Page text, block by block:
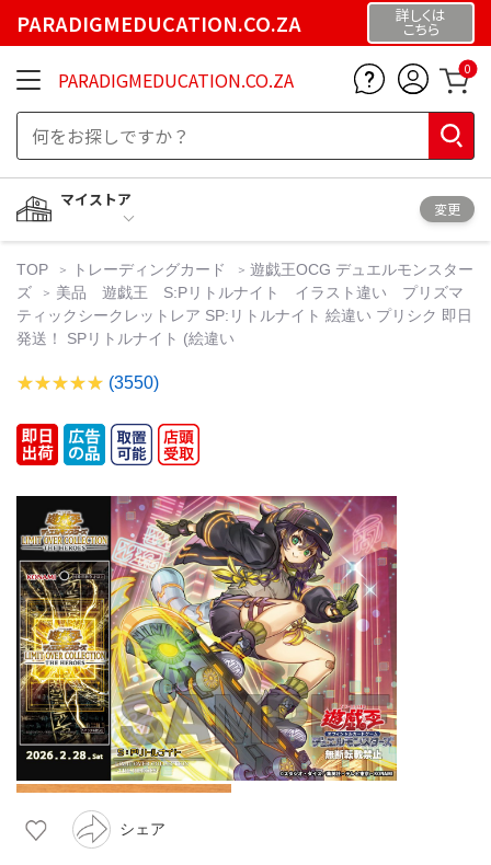
PARADIGMEDUCATION.CO.ZA 詳しくは
こちら
PARADIGMEDUCATION.CO.ZA 0
マイストア
変更
TOP トレーディングカード
遊戯王OCG デュエルモンスター
ズ
美品 遊戯王 S:Pリトルナイト イラスト違い プリズマ
ティックシークレットレア SP:リトルナイト 絵違い プリシク 即日
発送！ SPリトルナイト (絵違い
(3550)
シェア